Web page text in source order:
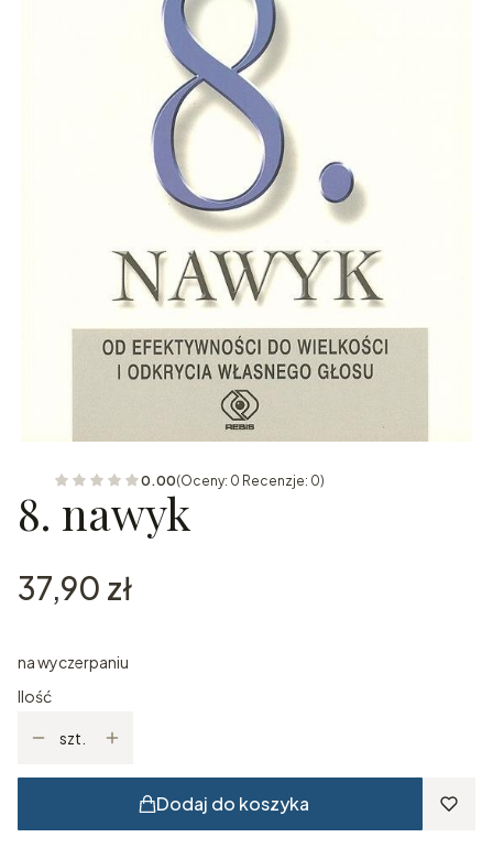
0.00(Oceny: 0 Recenzje: 0)
8. nawyk
Cena
37,90 zł
na wyczerpaniu
Ilość
szt.
Dodaj do koszyka